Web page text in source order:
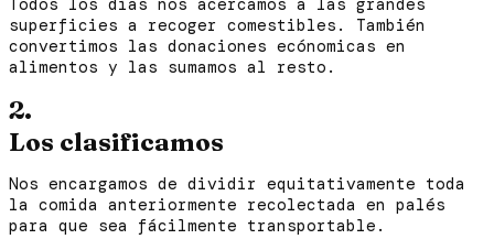
Todos los días nos acercamos a las grandes
superficies a recoger comestibles. También
convertimos las donaciones ecónomicas en
alimentos y las sumamos al resto.
2.
Los clasificamos
Nos encargamos de dividir equitativamente toda
la comida anteriormente recolectada en palés
para que sea fácilmente transportable.